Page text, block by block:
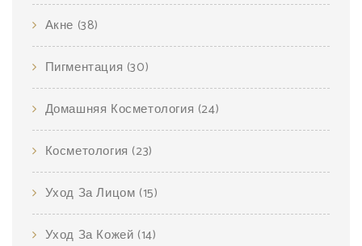
Акне (38)
Пигментация (30)
Домашняя Косметология (24)
Косметология (23)
Уход За Лицом (15)
Уход За Кожей (14)